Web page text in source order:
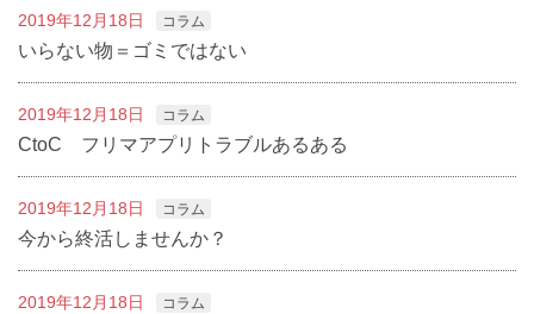
2019年12月18日 コラム
いらない物＝ゴミではない
2019年12月18日 コラム
CtoC フリマアプリトラブルあるある
2019年12月18日 コラム
今から終活しませんか？
2019年12月18日 コラム